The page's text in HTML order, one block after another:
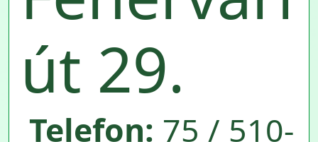
út 29.
Telefon: 75 / 510-